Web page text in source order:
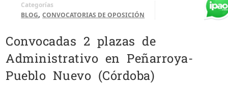
Categorías
BLOG,CONVOCATORIAS DE OPOSICIÓN
Convocadas 2 plazas de
Administrativo en Peñarroya-
Pueblo Nuevo (Córdoba)